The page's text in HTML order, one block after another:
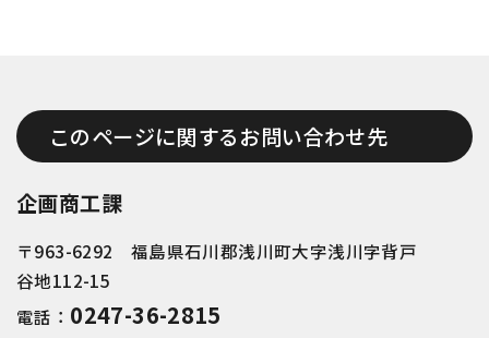
このページに関するお問い合わせ先
企画商工課
〒963-6292 福島県石川郡浅川町大字浅川字背戸
谷地112-15
電話： 0247-36-2815